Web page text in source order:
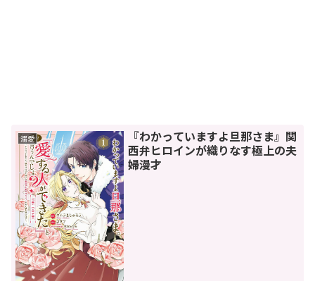
溺愛
『わかっていますよ旦那さま』関
西弁ヒロインが織りなす極上の夫
婦漫才